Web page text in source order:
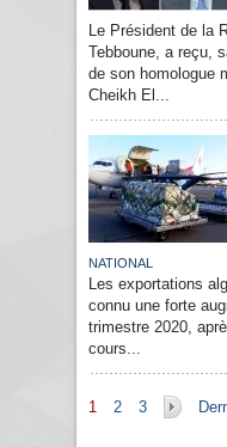
Le Président de la
Tebboune, a reçu,
de son homologue
Cheikh El...
NATIONAL
Les exportations
connu une forte
trimestre 2020,
cours...
Pages
1 2 3